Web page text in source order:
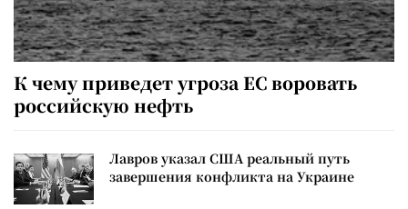
К чему приведет угроза ЕС воровать
российскую нефть
Лавров указал США реальный путь
завершения конфликта на Украине